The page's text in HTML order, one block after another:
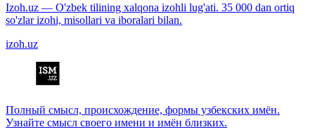
Izoh.uz — O'zbek tilining xalqona izohli lug'ati. 35 000 dan ortiq
so'zlar izohi, misollari va iboralari bilan.
izoh.uz
Полный смысл, происхождение, формы узбекских имён.
Узнайте смысл своего имени и имён близких.